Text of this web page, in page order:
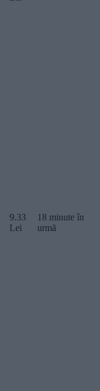
9.33
Lei
18 minute în
urmă